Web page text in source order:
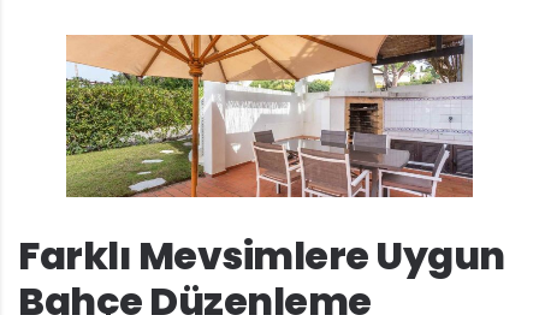
Farklı Mevsimlere Uygun
Bahçe Düzenleme